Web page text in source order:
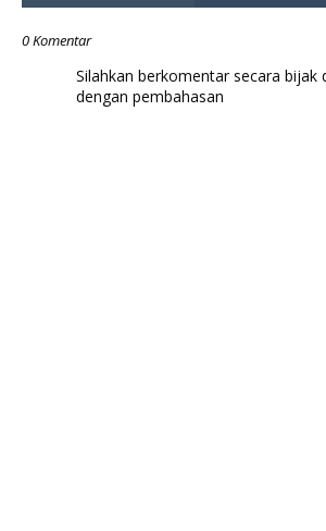
0 Komentar
Silahkan berkomentar secara bijak
dengan pembahasan